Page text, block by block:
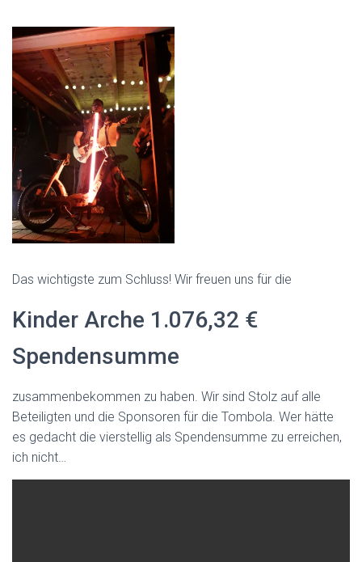
Das wichtigste zum Schluss! Wir freuen uns für die
Kinder Arche 1.076,32 €
Spendensumme
zusammenbekommen zu haben. Wir sind Stolz auf alle
Beteiligten und die Sponsoren für die Tombola. Wer hätte
es gedacht die vierstellig als Spendensumme zu erreichen,
ich nicht…